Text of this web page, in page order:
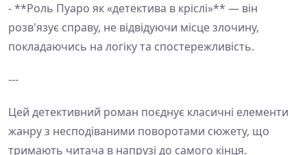
- **Роль Пуаро як «детектива в кріслі»** — він
розв'язує справу, не відвідуючи місце злочину,
покладаючись на логіку та спостережливість.
---
Цей детективний роман поєднує класичні елементи
жанру з несподіваними поворотами сюжету, що
тримають читача в напрузі до самого кінця.